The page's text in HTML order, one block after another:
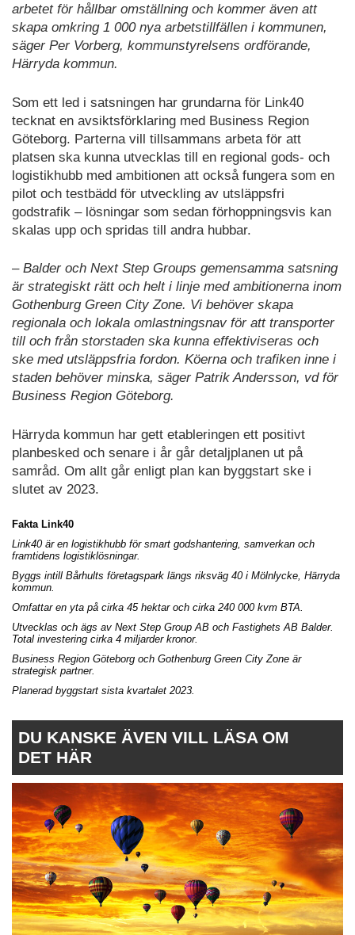
arbetet för hållbar omställning och kommer även att
skapa omkring 1 000 nya arbetstillfällen i kommunen,
säger Per Vorberg, kommunstyrelsens ordförande,
Härryda kommun.
Som ett led i satsningen har grundarna för Link40
tecknat en avsiktsförklaring med Business Region
Göteborg. Parterna vill tillsammans arbeta för att
platsen ska kunna utvecklas till en regional gods- och
logistikhubb med ambitionen att också fungera som en
pilot och testbädd för utveckling av utsläppsfri
godstrafik – lösningar som sedan förhoppningsvis kan
skalas upp och spridas till andra hubbar.
– Balder och Next Step Groups gemensamma satsning
är strategiskt rätt och helt i linje med ambitionerna inom
Gothenburg Green City Zone. Vi behöver skapa
regionala och lokala omlastningsnav för att transporter
till och från storstaden ska kunna effektiviseras och
ske med utsläppsfria fordon. Köerna och trafiken inne i
staden behöver minska, säger Patrik Andersson, vd för
Business Region Göteborg.
Härryda kommun har gett etableringen ett positivt
planbesked och senare i år går detaljplanen ut på
samråd. Om allt går enligt plan kan byggstart ske i
slutet av 2023.
Fakta Link40
Link40 är en logistikhubb för smart godshantering, samverkan och
framtidens logistiklösningar.
Byggs intill Bårhults företagspark längs riksväg 40 i Mölnlycke, Härryda
kommun.
Omfattar en yta på cirka 45 hektar och cirka 240 000 kvm BTA.
Utvecklas och ägs av Next Step Group AB och Fastighets AB Balder.
Total investering cirka 4 miljarder kronor.
Business Region Göteborg och Gothenburg Green City Zone är
strategisk partner.
Planerad byggstart sista kvartalet 2023.
DU KANSKE ÄVEN VILL LÄSA OM
DET HÄR